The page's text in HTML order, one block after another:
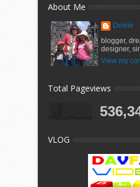
About Me
Dewie
blogger,
designer,
View my
Total Pageviews
VLOG